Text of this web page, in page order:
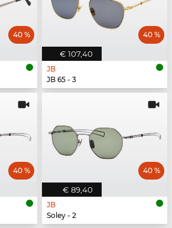
40 %
€ 107,40
40 %
JB
JB 65 - 3
40 %
€ 89,40
40 %
JB
Soley - 2